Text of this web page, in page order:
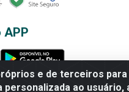
e de terceiros para
ao usuário,
APP